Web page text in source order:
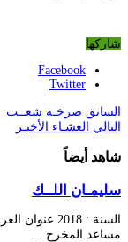
شاركها
Facebook
Twitter
السابق صرخـة شعــب
التالي العشـاء الأخيـر
شاهد أيضاً
سليمـان اللــك
السنة : 2018
مساعد المخرج …